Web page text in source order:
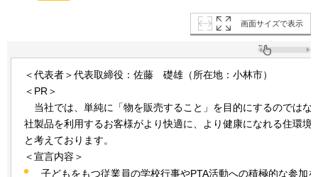
画面サイズで表示
＜代表者＞代表取締役：佐藤 礎雄 （所在地：小林市）
＜PR＞
当社では 、単純に「物を販売すること」を目的にするのではな
社製品を利用するお客様がより快適に、より健康になれる住環境
と考えております。
＜宣言内容＞
子どもをもつ従業員の学校行事やPTA活動への積極的な参加